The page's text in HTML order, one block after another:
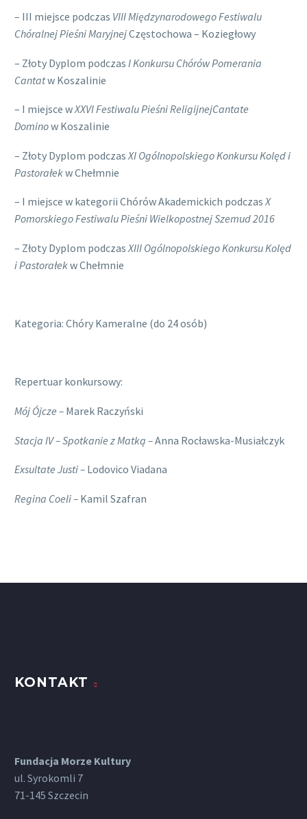
– III miejsce podczas VIII Międzynarodowego Festiwalu
Chóralnej Pieśni MaryjnejCzęstochowa – Koziegłowy
– Złoty Dyplom podczas I Konkursu Chórów Pomerania
Cantatw Koszalinie
– I miejsce wXXVI Festiwalu Pieśni ReligijnejCantate
Dominow Koszalinie
– Złoty Dyplom podczas XI Ogólnopolskiego Konkursu Kolęd i
Pastorałekw Chełmnie
– I miejsce w kategorii Chórów Akademickich podczasX
Pomorskiego Festiwalu Pieśni Wielkopostnej Szemud 2016
– Złoty Dyplom podczas XIII Ogólnopolskiego Konkursu Kolęd
i Pastorałekw Chełmnie
Kategoria: Chóry Kameralne (do 24 osób)
Repertuar konkursowy:
Mój Ójcze – Marek Raczyński
Stacja IV – Spotkanie z Matką –Anna Rocławska-Musiałczyk
Exsultate Justi – Lodovico Viadana
Regina Coeli – Kamil Szafran
KONTAKT
Fundacja Morze Kultury
ul. Syrokomli 7
71-145 Szczecin